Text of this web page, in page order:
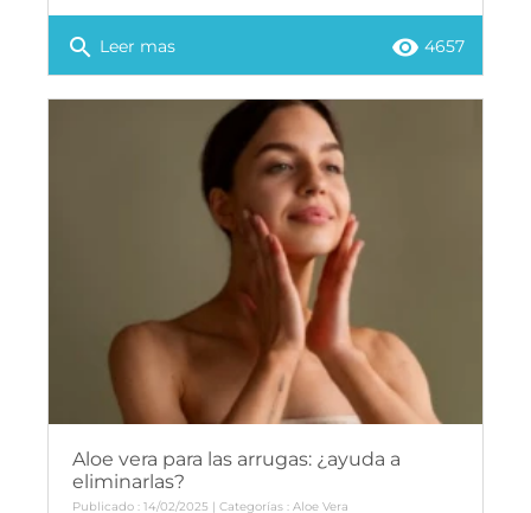
search Leer mas remove_red_eye 4657
Aloe vera para las arrugas: ¿ayuda a
eliminarlas?
Publicado : 14/02/2025 | Categorías : Aloe Vera